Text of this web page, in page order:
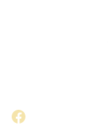
Facebook